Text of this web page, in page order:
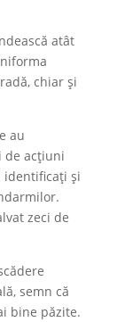
atât
chiar și
au
de acțiuni
identificați și
zeci de
semn că
bine păzite.